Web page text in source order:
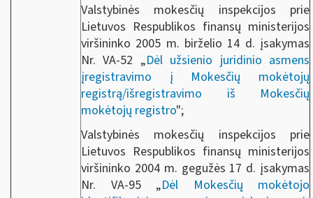
Valstybinės mokesčių inspekcijos prie
Lietuvos Respublikos finansų ministerijos
viršininko 2005 m. birželio 14 d. įsakymas
Nr. VA-52 „Dėl užsienio juridinio asmens
įregistravimo į Mokesčių mokėtojų
registrą/išregistravimo iš Mokesčių
mokėtojų registro";
Valstybinės mokesčių inspekcijos prie
Lietuvos Respublikos finansų ministerijos
viršininko 2004 m. gegužės 17 d. įsakymas
Nr. VA-95 „Dėl Mokesčių mokėtojo